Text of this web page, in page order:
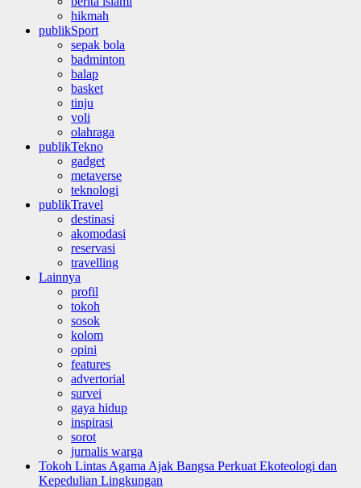
hikmah
publikSport
sepak bola
badminton
balap
basket
tinju
voli
olahraga
publikTekno
gadget
metaverse
teknologi
publikTravel
destinasi
akomodasi
reservasi
travelling
Lainnya
profil
tokoh
sosok
kolom
opini
features
advertorial
survei
gaya hidup
inspirasi
sorot
jurnalis warga
Tokoh Lintas Agama Ajak Bangsa Perkuat Ekoteologi dan
Kepedulian Lingkungan